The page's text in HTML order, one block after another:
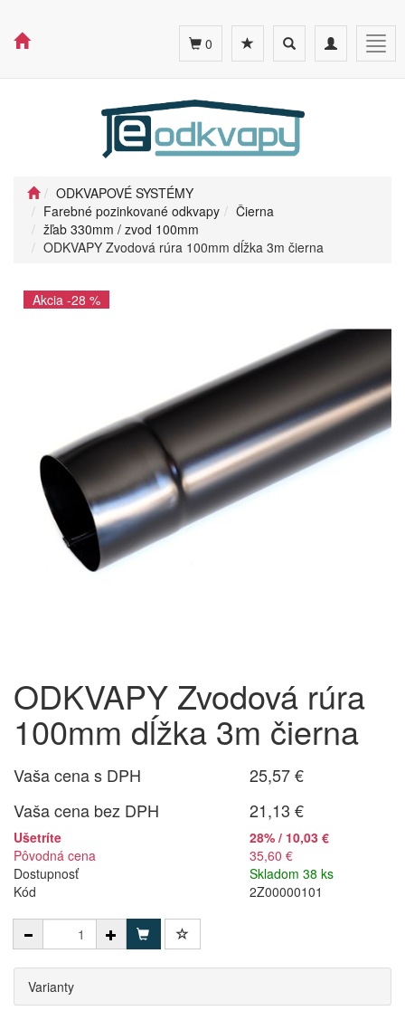
Toggle
navigation
Toggle
search
0
ODKVAPOVÉ SYSTÉMY
Farebné pozinkované odkvapy
Čierna
žľab 330mm / zvod 100mm
ODKVAPY Zvodová rúra 100mm dĺžka 3m čierna
Akcia -28 %
ODKVAPY Zvodová rúra
100mm dĺžka 3m čierna
Vaša cena s DPH
25,57 €
Vaša cena bez DPH
21,13 €
Ušetríte
28% / 10,03 €
Pôvodná cena
35,60 €
Dostupnosť
Skladom 38 ks
Kód
2Z00000101
Varianty